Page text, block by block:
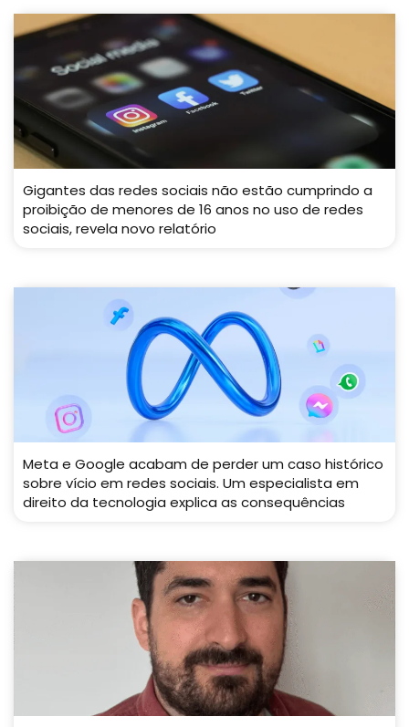
Gigantes das redes sociais não estão cumprindo a
proibição de menores de 16 anos no uso de redes
sociais, revela novo relatório
Meta e Google acabam de perder um caso histórico
sobre vício em redes sociais. Um especialista em
direito da tecnologia explica as consequências